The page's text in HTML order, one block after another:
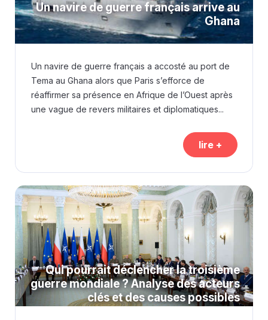
Un navire de guerre français arrive au
Ghana
Un navire de guerre français a accosté au port de
Tema au Ghana alors que Paris s’efforce de
réaffirmer sa présence en Afrique de l’Ouest après
une vague de revers militaires et diplomatiques...
lire +
Qui pourrait déclencher la troisième
guerre mondiale ? Analyse des acteurs
clés et des causes possibles